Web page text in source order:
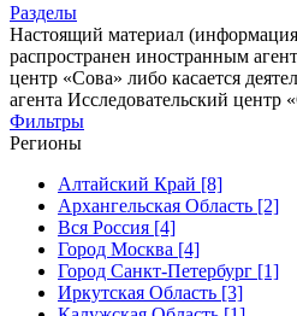
Разделы
Настоящий материал
распространен иностранным
центр «Сова» либо касается
агента Исследовательский центр
Фильтры
Регионы
Алтайский Край [8]
Архангельская Область [2]
Вся Россия [4]
Город Москва [4]
Город Санкт-Петербург [1]
Иркутская Область [3]